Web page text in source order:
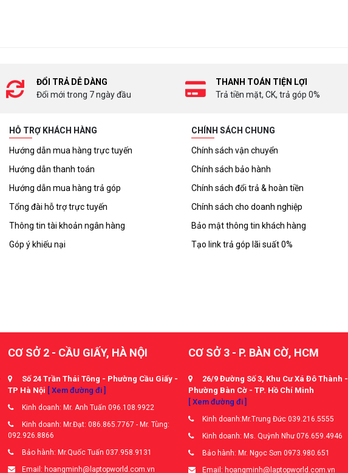
ĐỔI TRẢ DỄ DÀNG
Đổi mới trong 7 ngày đầu
THANH TOÁN TIỆN LỢI
Trả tiền mặt, CK, trả góp 0%
HỖ TRỢ KHÁCH HÀNG
Hướng dẫn mua hàng trực tuyến
Hướng dẫn thanh toán
Hướng dẫn mua hàng trả góp
Tổng đài hỗ trợ trực tuyến
Thông tin tài khoản ngân hàng
Góp ý khiếu nại
CHÍNH SÁCH CHUNG
Chính sách vận chuyển
Chính sách bảo hành
Chính sách đổi trả & hoàn tiền
Chính sách cho doanh nghiệp
Bảo mật thông tin khách hàng
Tạo link trả góp lãi suất 0%
CƠ SỞ 2 - CẦU GIẤY, HÀ NỘI
Số 24 Trần Thái Tông - Phường Cầu Giấy -
TP Hà Nội [ Xem đường đi ]
Kinh doanh: Mr. Anh Tuấn 096.108.9922
Kinh doanh: Mr.Đạt: 086.865.7767 - Mr. Tùng:
092.926.8866
Bảo hành: Mr.Quốc Tuấn 037.958.9131
Email: hoangminh@laptopworld.com.vn
CƠ SỞ 3 - P. BÀN CỜ, HCM
26/9 Đường Số 3, Khu Cư Xá Đô Thành -
Phường Bàn Cờ - TP. Hồ Chí Minh
[ Xem đường đi ]
Kinh doanh:Mr.Trung Đức 039.216.5555
Kinh doanh: Ms. Quỳnh Như 076.659.4946
Bảo hành: Mr. Ngọc Sơn 0973.980.651
Email: hoangminh@laptopworld.com.vn